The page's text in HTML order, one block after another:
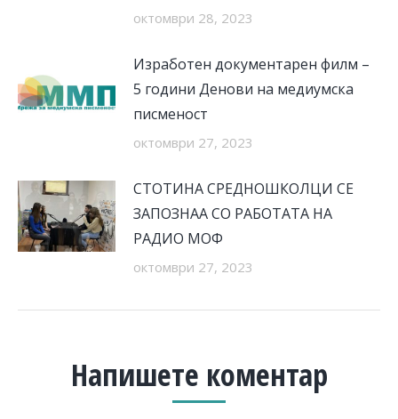
октомври 28, 2023
Изработен документарен филм –
5 години Денови на медиумска
писменост
октомври 27, 2023
СТОТИНА СРЕДНОШКОЛЦИ СЕ
ЗАПОЗНАА СО РАБОТАТА НА
РАДИО МОФ
октомври 27, 2023
Напишете коментар